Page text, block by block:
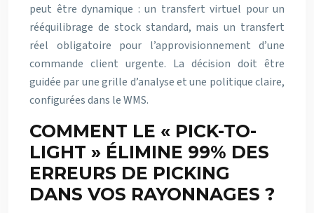
peut être dynamique : un transfert virtuel pour un
rééquilibrage de stock standard, mais un transfert
réel obligatoire pour l’approvisionnement d’une
commande client urgente. La décision doit être
guidée par une grille d’analyse et une politique claire,
configurées dans le WMS.
COMMENT LE « PICK-TO-
LIGHT » ÉLIMINE 99% DES
ERREURS DE PICKING
DANS VOS RAYONNAGES ?